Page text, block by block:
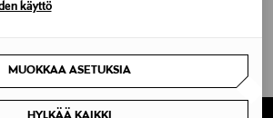
käyttö
MUOKKAA ASETUKSIA